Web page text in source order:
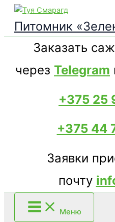
Перейти
содержимому
Питомник
Заказать
через Telegram
+375 25
+375 44
Заявки
почту
Меню